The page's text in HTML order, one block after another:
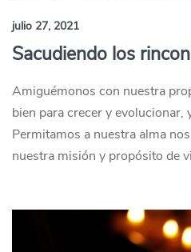
julio 27, 2021
Sacudiendo los
Amiguémonos con nuestra
bien para crecer y evolucionar,
Permitamos a nuestra alma
nuestra misión y propósito de